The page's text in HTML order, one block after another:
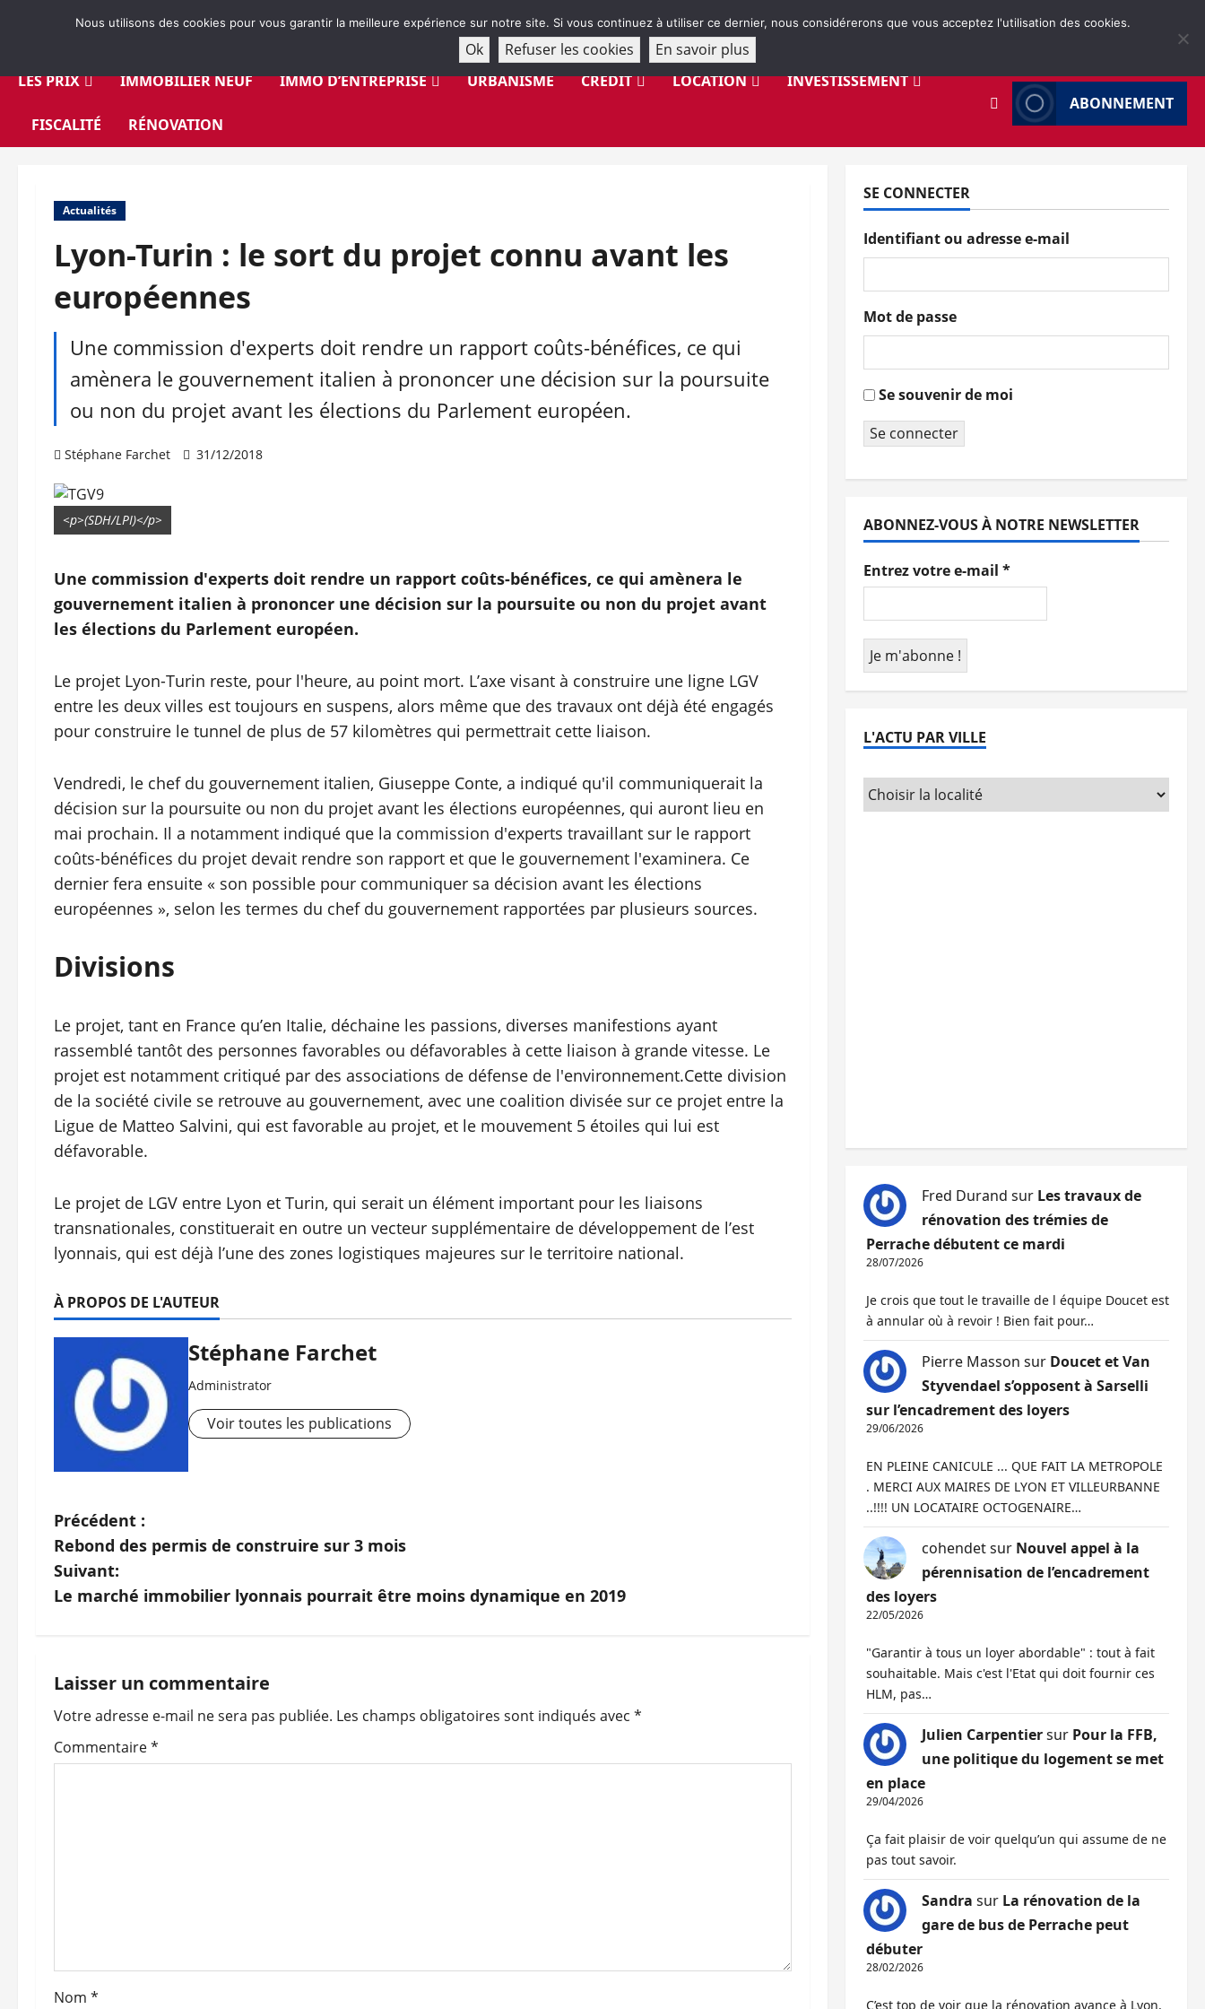
LES PRIX
IMMOBILIER NEUF IMMO D’ENTREPRISE URBANISME CRÉDIT LOCATION INVESTISSEMENT
FISCALITÉ RÉNOVATION
ABONNEMENT
Actualités
Lyon-Turin : le sort du projet connu avant les
européennes
Une commission d'experts doit rendre un rapport coûts-bénéfices, ce qui
amènera le gouvernement italien à prononcer une décision sur la poursuite
ou non du projet avant les élections du Parlement européen.
Stéphane Farchet 31/12/2018
<p>(SDH/LPI)</p>
Une commission d'experts doit rendre un rapport coûts-bénéfices, ce qui amènera le
gouvernement italien à prononcer une décision sur la poursuite ou non du projet avant
les élections du Parlement européen.
Le projet Lyon-Turin reste, pour l'heure, au point mort. L’axe visant à construire une ligne LGV
entre les deux villes est toujours en suspens, alors même que des travaux ont déjà été engagés
pour construire le tunnel de plus de 57 kilomètres qui permettrait cette liaison.
Vendredi, le chef du gouvernement italien, Giuseppe Conte, a indiqué qu'il communiquerait la
décision sur la poursuite ou non du projet avant les élections européennes, qui auront lieu en
mai prochain. Il a notamment indiqué que la commission d'experts travaillant sur le rapport
coûts-bénéfices du projet devait rendre son rapport et que le gouvernement l'examinera. Ce
dernier fera ensuite « son possible pour communiquer sa décision avant les élections
européennes », selon les termes du chef du gouvernement rapportées par plusieurs sources.
Divisions
Le projet, tant en France qu’en Italie, déchaine les passions, diverses manifestions ayant
rassemblé tantôt des personnes favorables ou défavorables à cette liaison à grande vitesse. Le
projet est notamment critiqué par des associations de défense de l'environnement.Cette division
de la société civile se retrouve au gouvernement, avec une coalition divisée sur ce projet entre la
Ligue de Matteo Salvini, qui est favorable au projet, et le mouvement 5 étoiles qui lui est
défavorable.
Le projet de LGV entre Lyon et Turin, qui serait un élément important pour les liaisons
transnationales, constituerait en outre un vecteur supplémentaire de développement de l’est
lyonnais, qui est déjà l’une des zones logistiques majeures sur le territoire national.
À PROPOS DE L'AUTEUR
Stéphane Farchet
Administrator
Voir toutes les publications
N
a
v
g
a
t
a
Précédent :
Rebond des permis de construire sur 3 mois
Suivant:
Le marché immobilier lyonnais pourrait être moins dynamique en 2019
Laisser un commentaire
Votre adresse e-mail ne sera pas publiée. Les champs obligatoires sont indiqués avec *
Commentaire*
Nom *
SE CONNECTER
Identifiant ou adresse e-mail
Mot de passe
Se souvenir de moi
Se connecter
ABONNEZ-VOUS À NOTRE NEWSLETTER
Entrez votre e-mail *
L'ACTU PAR VILLE
Fred Durand sur Les travaux de
rénovation des trémies de
Perrache débutent ce mardi
28/07/2026
Je crois que tout le travaille de l équipe Doucet est
à annular où à revoir ! Bien fait pour…
Pierre Masson sur Doucet et Van
Styvendael s’opposent à Sarselli
sur l’encadrement des loyers
29/06/2026
EN PLEINE CANICULE ... QUE FAIT LA METROPOLE
. MERCI AUX MAIRES DE LYON ET VILLEURBANNE
..!!!! UN LOCATAIRE OCTOGENAIRE…
cohendetsur Nouvel appel à la
pérennisation de l’encadrement
des loyers
22/05/2026
"Garantir à tous un loyer abordable" : tout à fait
souhaitable. Mais c'est l'Etat qui doit fournir ces
HLM, pas…
Julien Carpentiersur Pour la FFB,
une politique du logement se met
en place
29/04/2026
Ça fait plaisir de voir quelqu’un qui assume de ne
pas tout savoir.
Sandra sur La rénovation de la
gare de bus de Perrache peut
débuter
28/02/2026
C’est top de voir que la rénovation avance à Lyon,
Nous utilisons des cookies pour vous garantir la meilleure expérience sur notre site. Si vous continuez à utiliser ce dernier, nous considérerons que vous acceptez l'utilisation des cookies.
Ok Refuser les cookies En savoir plus